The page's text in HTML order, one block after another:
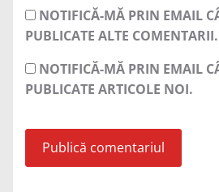
NOTIFICĂ-MĂ PRIN EMAIL
PUBLICATE ALTE COMENTARII.
NOTIFICĂ-MĂ PRIN EMAIL
PUBLICATE ARTICOLE NOI.